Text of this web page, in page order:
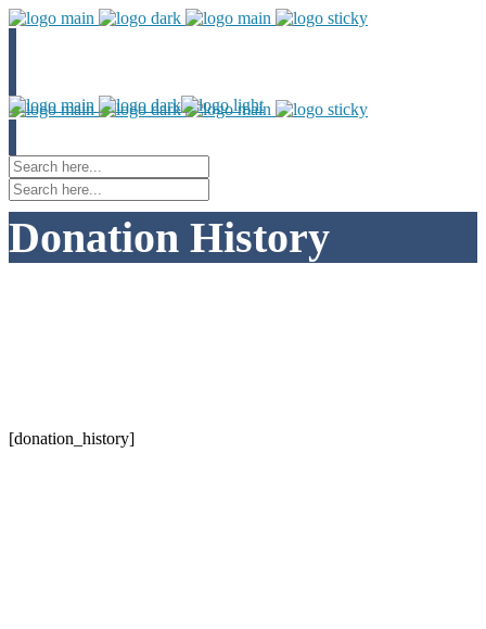
Donation History
[donation_history]